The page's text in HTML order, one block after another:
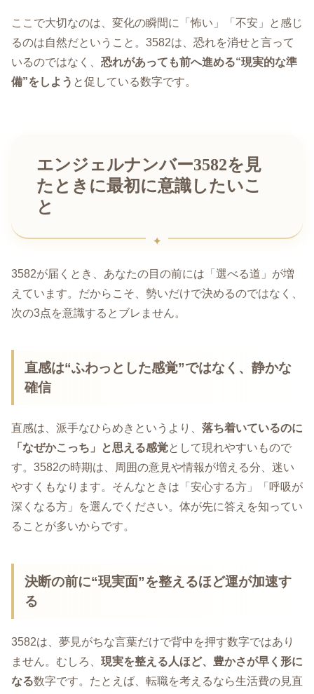
ここで大切なのは、変化の瞬間に「怖い」「不安」と感じ
るのは自然だということ。3582は、恐れを消せと言って
いるのではなく、 恐れがあっても前へ進める“現実的な準
備”をしよう と促している数字です。
エンジェルナンバー3582を見
たときに最初に意識したいこ
と
3582が届くとき、あなたの目の前には「選べる道」が増
えています。だからこそ、勢いだけで決めるのではなく、
次の3点を意識するとブレません。
直感は“ふわっとした感覚”ではなく、静かな
確信
直感は、派手なひらめきというより、 落ち着いているのに
「なぜかこっち」と思える感覚として現れやすいもので
す。3582の時期は、周囲の意見や情報が増える分、迷い
やすくもなります。そんなときは「安心する方」「呼吸が
深くなる方」を選んでください。体が先に答えを知ってい
ることが多いからです。
決断の前に“現実面”を整えるほど運が加速す
る
3582は、夢見がちな言葉だけで背中を押す数字ではあり
ません。むしろ、 現実を整える人ほど、豊かさが早く形に
なる数字です。たとえば、転職を考えるなら生活費の見直